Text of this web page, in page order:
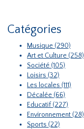
Catégories
Musique (290)
Art et Culture (258)
Société (105)
Loisirs (32)
Les locales (111)
Décalée (66)
Educatif (227)
Environnement (28)
Sports (22)